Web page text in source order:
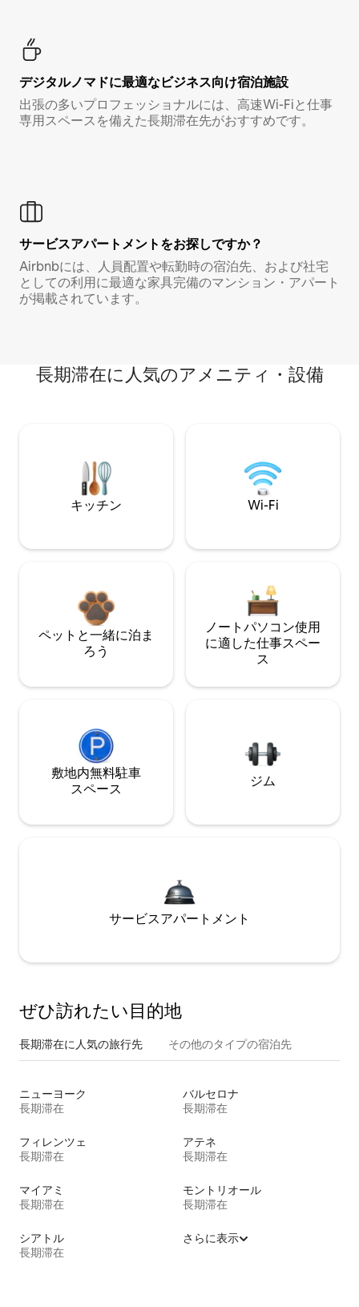
デジタルノマド⁠に最⁠適⁠なビ⁠ジ⁠ネ⁠ス⁠向⁠け宿⁠泊⁠施⁠設
出張の多いプロフェッショナルには、高速Wi-Fiと仕事
専用スペースを備えた長期滞在先がおすすめです。
サービスアパートメントをお探しですか？
Airbnbには、人員配置や転勤時の宿泊先、および社宅
としての利用に最適な家具完備のマンション・アパート
が掲載されています。
長期滞在に人気のアメニティ・設備
キッチン Wi-Fi
ペットと一緒に泊ま
ろう
ノートパソコン使用
に適した仕事スペー
ス
敷地内無料駐⁠車
ス⁠ペ⁠ー⁠ス
ジム
サービスアパートメント
ぜひ訪⁠れ⁠た⁠い目⁠的⁠地
長期滞在に人気の旅行先 その他のタ⁠イ⁠プ⁠の宿⁠泊⁠先
ニューヨーク
長期滞在
バルセロナ
長期滞在
フィレンツェ
長期滞在
アテネ
長期滞在
マイアミ
長期滞在
モントリオール
長期滞在
シアトル
長期滞在
さらに表示